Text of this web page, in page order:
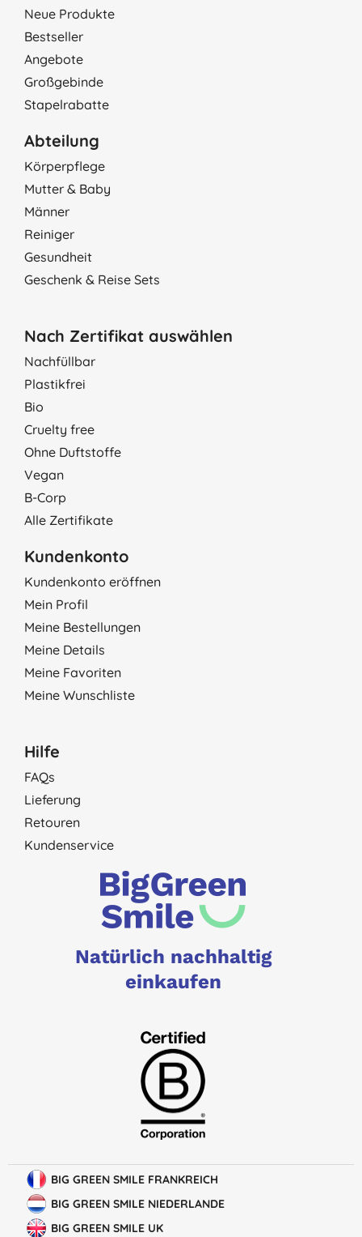
Neue Produkte
Bestseller
Angebote
Großgebinde
Stapelrabatte
Abteilung
Körperpflege
Mutter & Baby
Männer
Reiniger
Gesundheit
Geschenk & Reise Sets
Nach Zertifikat auswählen
Nachfüllbar
Plastikfrei
Bio
Cruelty free
Ohne Duftstoffe
Vegan
B-Corp
Alle Zertifikate
Kundenkonto
Kundenkonto eröffnen
Mein Profil
Meine Bestellungen
Meine Details
Meine Favoriten
Meine Wunschliste
Hilfe
FAQs
Lieferung
Retouren
Kundenservice
Natürlich nachhaltig
einkaufen
BIG GREEN SMILE FRANKREICH
BIG GREEN SMILE NIEDERLANDE
BIG GREEN SMILE UK